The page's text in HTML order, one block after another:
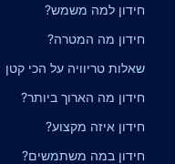
חידון למה משמש?
חידון מה המטרה?
שאלות טריוויה על הכי קטן
חידון מה הארוך ביותר?
חידון איזה מקצוע?
חידון במה משתמשים?